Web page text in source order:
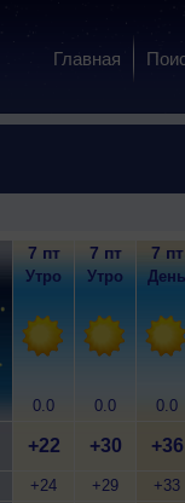
Главная
7 пт
Утро
0.0
+22
+24
7 пт
Утро
0.0
+30
+29
7 пт
День
0.0
+36
+33